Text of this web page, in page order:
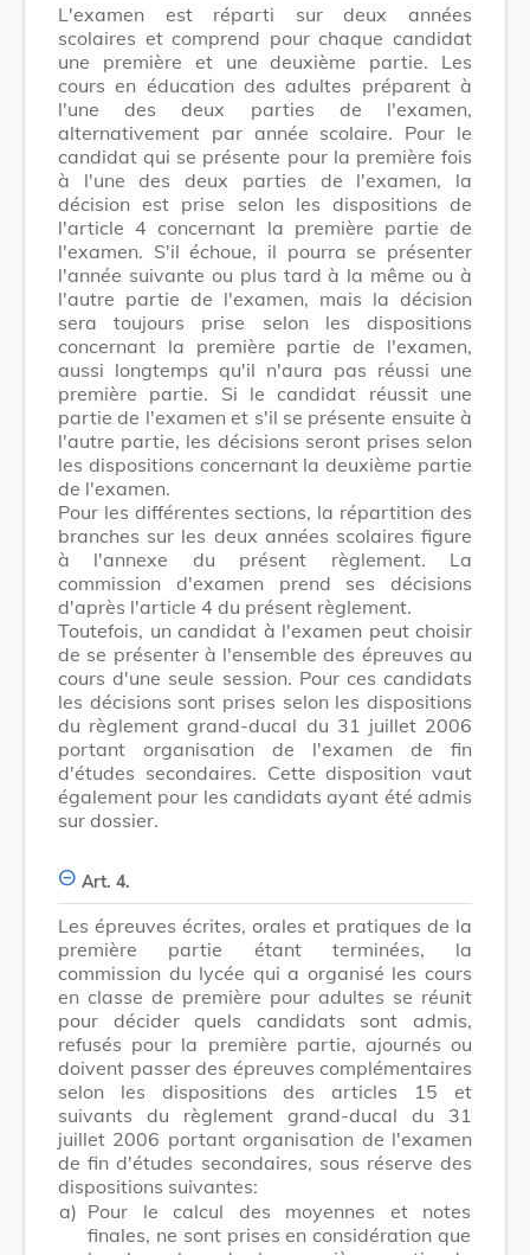
L'examen est réparti sur deux années
scolaires et comprend pour chaque candidat
une première et une deuxième partie. Les
cours en éducation des adultes préparent à
l'une des deux parties de l'examen,
alternativement par année scolaire. Pour le
candidat qui se présente pour la première fois
à l'une des deux parties de l'examen, la
décision est prise selon les dispositions de
l'article 4 concernant la première partie de
l'examen. S'il échoue, il pourra se présenter
l'année suivante ou plus tard à la même ou à
l'autre partie de l'examen, mais la décision
sera toujours prise selon les dispositions
concernant la première partie de l'examen,
aussi longtemps qu'il n'aura pas réussi une
première partie. Si le candidat réussit une
partie de l'examen et s'il se présente ensuite à
l'autre partie, les décisions seront prises selon
les dispositions concernant la deuxième partie
de l'examen.
Pour les différentes sections, la répartition des
branches sur les deux années scolaires figure
à l'annexe du présent règlement. La
commission d'examen prend ses décisions
d'après l'article 4 du présent règlement.
Toutefois, un candidat à l'examen peut choisir
de se présenter à l'ensemble des épreuves au
cours d'une seule session. Pour ces candidats
les décisions sont prises selon les dispositions
du règlement grand-ducal du 31 juillet 2006
portant organisation de l'examen de fin
d'études secondaires. Cette disposition vaut
également pour les candidats ayant été admis
sur dossier.
Art. 4.
Les épreuves écrites, orales et pratiques de la
première partie étant terminées, la
commission du lycée qui a organisé les cours
en classe de première pour adultes se réunit
pour décider quels candidats sont admis,
refusés pour la première partie, ajournés ou
doivent passer des épreuves complémentaires
selon les dispositions des articles 15 et
suivants du règlement grand-ducal du 31
juillet 2006 portant organisation de l'examen
de fin d'études secondaires, sous réserve des
dispositions suivantes:
a) Pour le calcul des moyennes et notes
finales, ne sont prises en considération que